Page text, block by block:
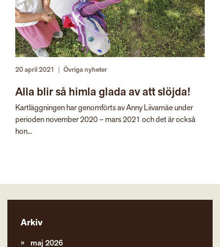
20 april 2021 Övriga nyheter
Alla blir så himla glada av att slöjda!
Kartläggningen har genomförts av Anny Liivamäe under
perioden november 2020 – mars 2021 och det är också
hon...
Arkiv
maj 2026